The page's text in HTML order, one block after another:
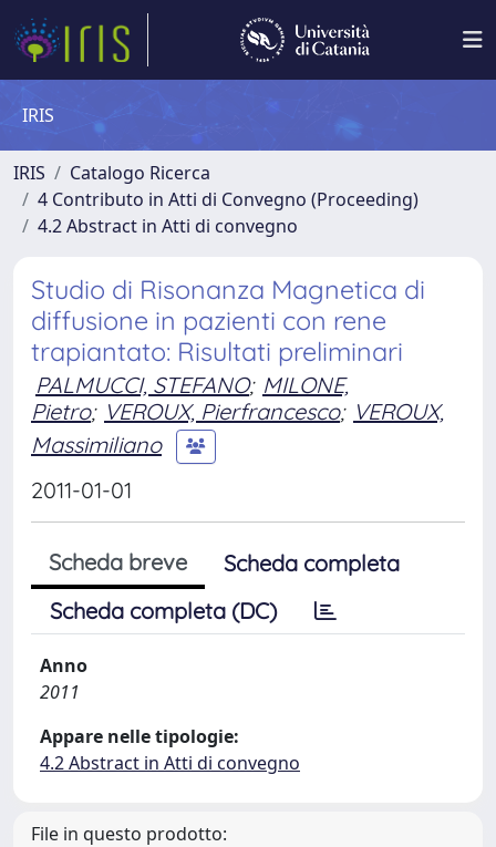
IRIS
IRIS
Catalogo Ricerca
4 Contributo in Atti di Convegno (Proceeding)
4.2 Abstract in Atti di convegno
Studio di Risonanza Magnetica di
diffusione in pazienti con rene
trapiantato: Risultati preliminari
PALMUCCI, STEFANO; MILONE,
Pietro; VEROUX, Pierfrancesco; VEROUX,
Massimiliano
2011-01-01
Scheda breve
Scheda completa
Scheda completa (DC)
Anno
2011
Appare nelle tipologie:
4.2 Abstract in Atti di convegno
File in questo prodotto: